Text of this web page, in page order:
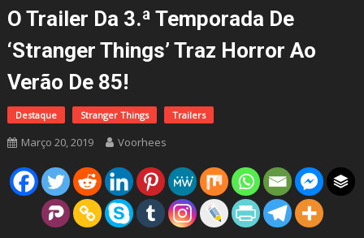
O Trailer Da 3.ª Temporada De
‘Stranger Things’ Traz Horror Ao
Verão De 85!
Destaque Stranger Things Trailers
Março 20, 2019 Voorhees